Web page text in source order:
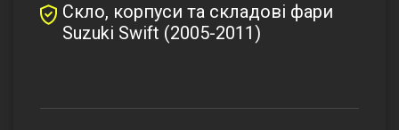
Скло, корпуси та складові фари
Suzuki Swift (2005-2011)